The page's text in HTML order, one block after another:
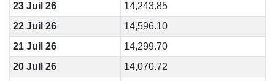
23 Juil 26
14,243.85
22 Juil 26
14,596.10
21 Juil 26
14,299.70
20 Juil 26
14,070.72